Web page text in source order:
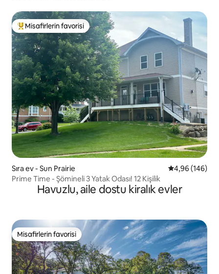
Misafirlerin favorilerinden en beğenilenler arasında
Misafirlerin favorisi
Sıra ev - Sun Prairie 5 üzerinden
4,96 (146)
Prime Time - Şömineli 3 Yatak Odası! 12 Kişilik
Havuzlu, aile dostu kiralık evler
Misafirlerin favorisi
Misafirlerin favorisi